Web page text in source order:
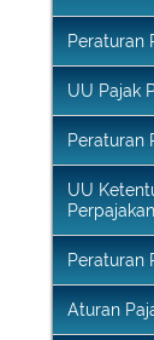
Peraturan
Badan
Peraturan
UU Pajak
Peraturan
UU
Perpajakan
Peraturan